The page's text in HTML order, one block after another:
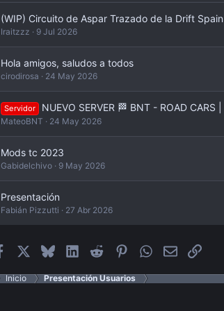
(WIP) Circuito de Aspar Trazado de la Drift Spain
Iraitzzz 9 Jul 2026
Hola amigos, saludos a todos
cirodirosa 24 May 2026
Servidor NUEVO SERVER 🏁 BNT - ROAD
MateoBNT 24 May 2026
Mods tc 2023
Gabidelchivo 9 May 2026
Presentación
Fabián Pizzutti 27 Abr 2026
Facebook Bluesky LinkedInReddit PinterestWhatsApp
Email Enlace
Inicio Presentación Usuarios